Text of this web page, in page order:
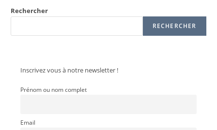
Rechercher
RECHERCHER
Inscrivez vous à notre newsletter !
Prénom ou nom complet
Email